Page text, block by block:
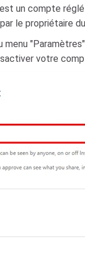
un compte
le propriétaire
menu
votre